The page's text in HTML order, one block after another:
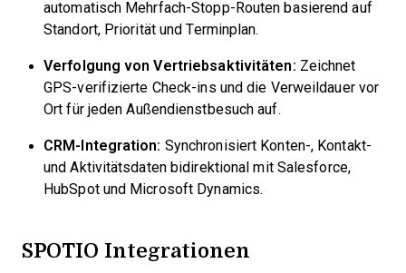
automatisch Mehrfach-Stopp-Routen basierend auf
Standort, Priorität und Terminplan.
Verfolgung von Vertriebsaktivitäten: Zeichnet
GPS-verifizierte Check-ins und die Verweildauer vor
Ort für jeden Außendienstbesuch auf.
CRM-Integration: Synchronisiert Konten-, Kontakt-
und Aktivitätsdaten bidirektional mit Salesforce,
HubSpot und Microsoft Dynamics.
SPOTIO Integrationen